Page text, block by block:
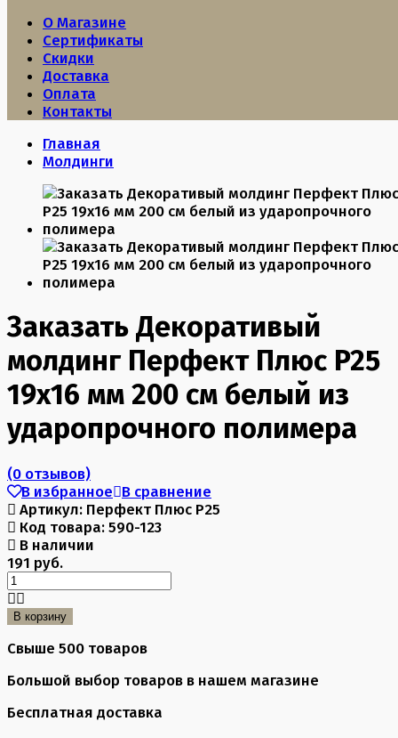
О Магазине
Сертификаты
Скидки
Доставка
Оплата
Контакты
Главная
Молдинги
Заказать Декоративый
молдинг Перфект Плюс P25
19х16 мм 200 см белый из
ударопрочного полимера
(0 отзывов)
В избранное В сравнение
Артикул: Перфект Плюс P25
Код товара: 590-123
В наличии
191 руб.
В корзину
Свыше 500 товаров
Большой выбор товаров в нашем магазине
Бесплатная доставка